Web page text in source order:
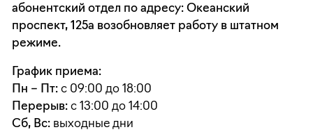
абонентский отдел по адресу: Океанский
проспект, 125а возобновляет работу в штатном
режиме.
График приема:
Пн – Пт:с 09:00 до 18:00
Перерыв:с 13:00 до 14:00
Сб, Вс:выходные дни